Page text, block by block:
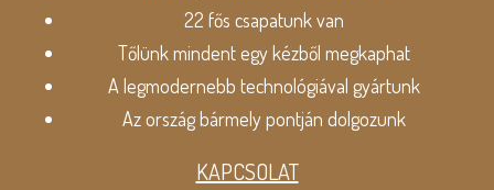
22 fős csapatunk van
Tőlünk mindent egy kézből megkaphat
A legmodernebb technológiával gyártunk
Az ország bármely pontján dolgozunk
KAPCSOLAT